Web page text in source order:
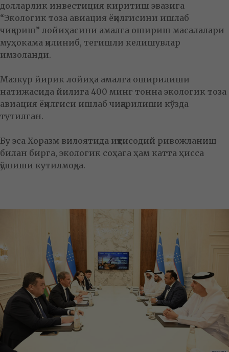
долларлик инвестиция киритиш эвазига
“Экологик тоза авиация ёқилғисини ишлаб
чиқариш” лойиҳасини амалга ошириш масалалари
муҳокама қилиниб, тегишли келишувлар
имзоланди.
Мазкур йирик лойиҳа амалга оширилиши
натижасида йилига 400 минг тонна экологик тоза
авиация ёқилғиси ишлаб чиқарилиши кўзда
тутилган.
Бу эса Хоразм вилоятида иқтисодий ривожланиш
билан бирга, экологик соҳага ҳам катта ҳисса
қўшиши кутилмоқда.